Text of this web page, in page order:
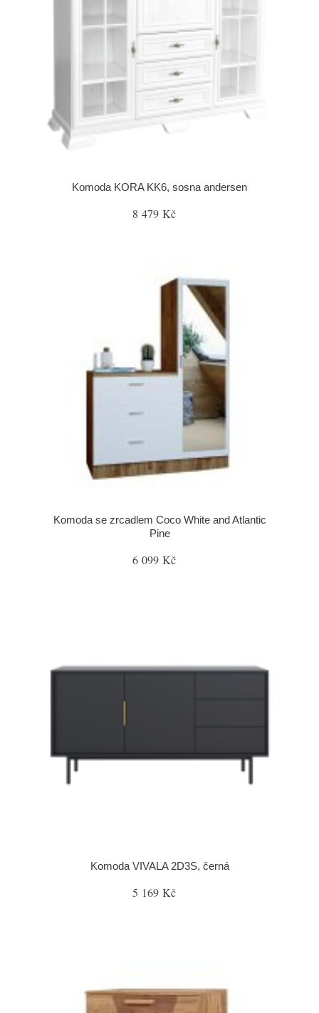
Komoda KORA KK6, sosna andersen
8 479 Kč
Komoda se zrcadlem Coco White and Atlantic
Pine
6 099 Kč
Komoda VIVALA 2D3S, černá
5 169 Kč